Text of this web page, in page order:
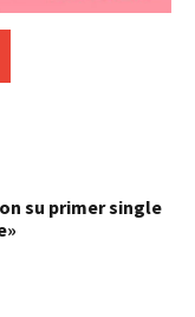
su primer single